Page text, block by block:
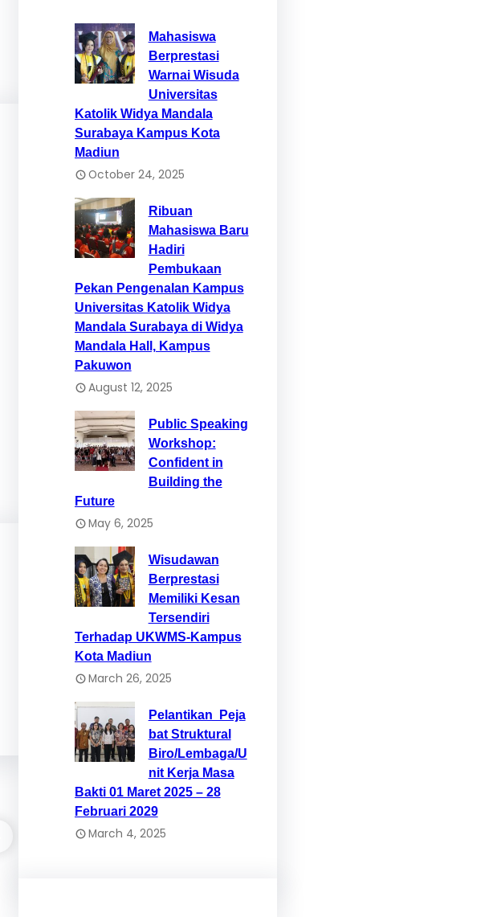
Mahasiswa
Berprestasi
Warnai Wisuda
Universitas
Katolik Widya Mandala
Surabaya Kampus Kota
Madiun
October 24, 2025
Ribuan
Mahasiswa Baru
Hadiri
Pembukaan
Pekan Pengenalan Kampus
Universitas Katolik Widya
Mandala Surabaya di Widya
Mandala Hall, Kampus
Pakuwon
August 12, 2025
Public Speaking
Workshop:
Confident in
Building the
Future
May 6, 2025
Wisudawan
Berprestasi
Memiliki Kesan
Tersendiri
Terhadap UKWMS-Kampus
Kota Madiun
March 26, 2025
Pelantikan Peja
bat Struktural
Biro/Lembaga/U
nit Kerja Masa
Bakti 01 Maret 2025 – 28
Februari 2029
March 4, 2025